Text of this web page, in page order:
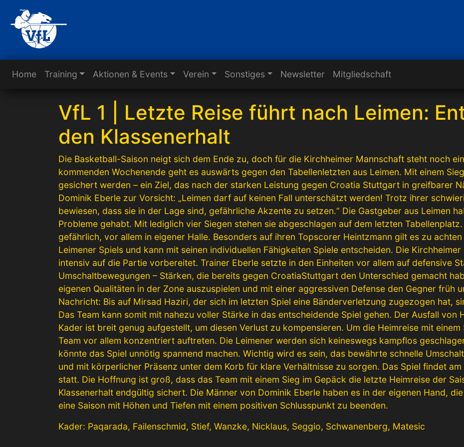
Home Training Aktionen & Events Verein Sonstiges Newsletter Mitgliedschaft
VfL 1 | Letzte Reise führt nach Leimen:
den Klassenerhalt
Die Basketball-Saison neigt sich dem Ende zu, doch für die Kirchheimer Mannschaft steht noch
kommenden Wochenende geht es auswärts gegen den Tabellenletzten aus Leimen. Mit einem
gesichert werden – ein Ziel, das nach der starken Leistung gegen Croatia Stuttgart in greifbarer
Dominik Eberle zur Vorsicht: „Leimen darf auf keinen Fall unterschätzt werden! Trotz ihrer
bewiesen, dass sie in der Lage sind, gefährliche Akzente zu setzen.“ Die Gastgeber aus Leimen
Probleme gehabt. Mit lediglich vier Siegen stehen sie abgeschlagen auf dem letzten
gefährlich, vor allem in eigener Halle. Besonders auf ihren Topscorer Heintzmann gilt es zu
Leimener Spiels und kann mit seinen individuellen Fähigkeiten Spiele entscheiden. Die
intensiv auf die Partie vorbereitet. Trainer Eberle setzte in den Einheiten vor allem auf defensive
Umschaltbewegungen – Stärken, die bereits gegen CroatiaStuttgart den Unterschied gemacht
eigenen Qualitäten in der Zone auszuspielen und mit einer aggressiven Defense den Gegner früh
Nachricht: Bis auf Mirsad Haziri, der sich im letzten Spiel eine Bänderverletzung zugezogen hat,
Das Team kann somit mit nahezu voller Stärke in das entscheidende Spiel gehen. Der Ausfall
Kader ist breit genug aufgestellt, um diesen Verlust zu kompensieren. Um die Heimreise mit
Team vor allem konzentriert auftreten. Die Leimener werden sich keineswegs kampflos
könnte das Spiel unnötig spannend machen. Wichtig wird es sein, das bewährte schnelle
und mit körperlicher Präsenz unter dem Korb für klare Verhältnisse zu sorgen. Das Spiel findet
statt. Die Hoffnung ist groß, dass das Team mit einem Sieg im Gepäck die letzte Heimreise der
Klassenerhalt endgültig sichert. Die Männer von Dominik Eberle haben es in der eigenen Hand,
eine Saison mit Höhen und Tiefen mit einem positiven Schlusspunkt zu beenden.
Kader: Paqarada, Failenschmid, Stief, Wanzke, Nicklaus, Seggio, Schwanenberg, Matesic